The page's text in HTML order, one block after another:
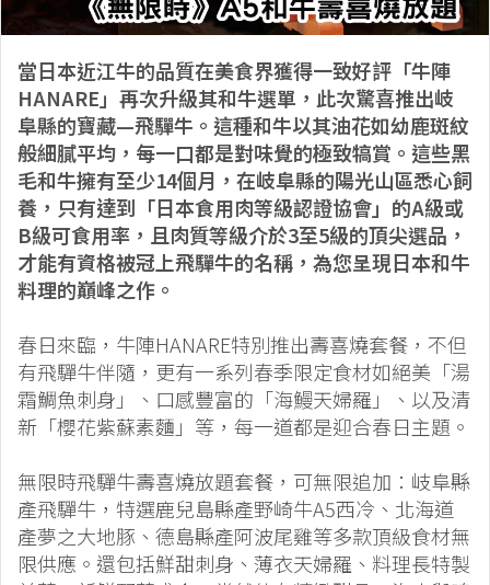
當日本近江牛的品質在美食界獲得一致好評「牛陣
HANARE」再次升級其和牛選單，此次驚喜推出岐
阜縣的寶藏—飛驒牛。這種和牛以其油花如幼鹿斑紋
般細膩平均，每一口都是對味覺的極致犒賞。這些黑
毛和牛擁有至少14個月，在岐阜縣的陽光山區悉心飼
養，只有達到「日本食用肉等級認證協會」的A級或
B級可食用率，且肉質等級介於3至5級的頂尖選品，
才能有資格被冠上飛驒牛的名稱，為您呈現日本和牛
料理的巔峰之作。
春日來臨，牛陣HANARE特別推出壽喜燒套餐，不但
有飛驒牛伴隨，更有一系列春季限定食材如絕美「湯
霜鯛魚刺身」、口感豐富的「海鰻天婦羅」、以及清
新「櫻花紫蘇素麵」等，每一道都是迎合春日主題。
無限時飛驒牛壽喜燒放題套餐，可無限追加：岐阜縣
產飛驒牛，特選鹿兒島縣產野崎牛A5西冷、北海道
產夢之大地豚、德島縣產阿波尾雞等多款頂級食材無
限供應。還包括鮮甜刺身、薄衣天婦羅、料理長特製